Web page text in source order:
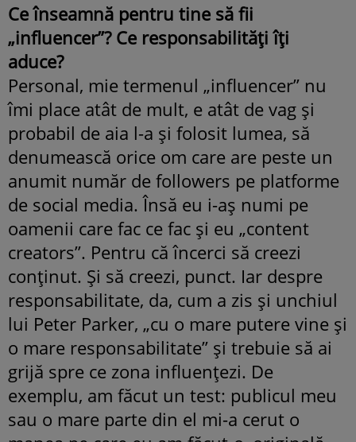
Ce înseamnă pentru tine să fii
„influencer”? Ce responsabilități îți
aduce?
Personal, mie termenul „influencer” nu
îmi place atât de mult, e atât de vag și
probabil de aia l-a și folosit lumea, să
denumească orice om care are peste un
anumit număr de followers pe platforme
de social media. Însă eu i-aș numi pe
oamenii care fac ce fac și eu „content
creators”. Pentru că încerci să creezi
conținut. Și să creezi, punct. Iar despre
responsabilitate, da, cum a zis și unchiul
lui Peter Parker, „cu o mare putere vine și
o mare responsabilitate” și trebuie să ai
grijă spre ce zona influențezi. De
exemplu, am făcut un test: publicul meu
sau o mare parte din el mi-a cerut o